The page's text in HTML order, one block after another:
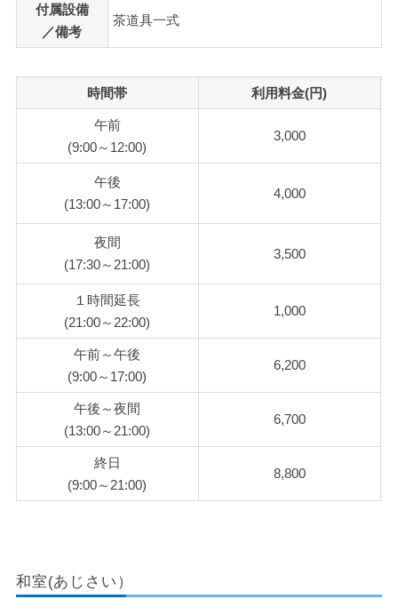
付属設備
／備考
茶道具一式
時間帯 利用料金(円)
午前
(9:00～12:00)
3,000
午後
(13:00～17:00)
4,000
夜間
(17:30～21:00)
3,500
１時間延長
(21:00～22:00)
1,000
午前～午後
(9:00～17:00)
6,200
午後～夜間
(13:00～21:00)
6,700
終日
(9:00～21:00)
8,800
和室(あじさい）